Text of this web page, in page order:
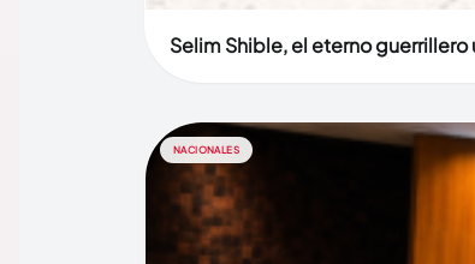
Selim Shible, el eterno
NACIONALES